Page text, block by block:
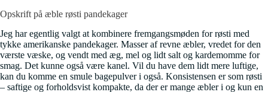
Opskrift på æble røsti pandekager
Jeg har egentlig valgt at kombinere fremgangsmøden for røsti med
tykke amerikanske pandekager. Masser af revne æbler, vredet for den
værste væske, og vendt med æg, mel og lidt salt og kardemomme for
smag. Det kunne også være kanel. Vil du have dem lidt mere luftige,
kan du komme en smule bagepulver i også. Konsistensen er som røsti
– saftige og forholdsvist kompakte, da der er mange æbler i og kun en